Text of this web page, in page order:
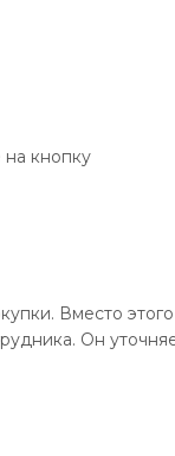
на кнопку
Вместо
Он